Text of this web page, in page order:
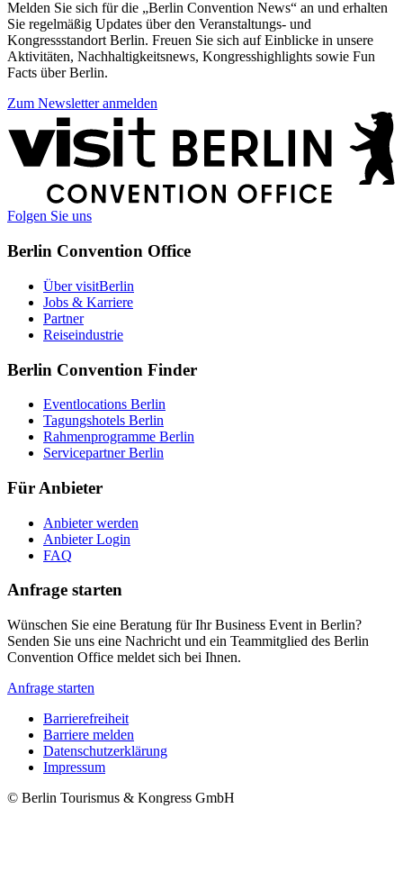
Melden Sie sich für die „Berlin Convention News“ an und erhalten
Sie regelmäßig Updates über den Veranstaltungs- und
Kongressstandort Berlin. Freuen Sie sich auf Einblicke in unsere
Aktivitäten, Nachhaltigkeitsnews, Kongresshighlights sowie Fun
Facts über Berlin.
Zum Newsletter anmelden
Weitere
Informationen
Folgen Sie uns
Berlin Convention Office
Über visitBerlin
Jobs & Karriere
Partner
Reiseindustrie
Berlin Convention Finder
Eventlocations Berlin
Tagungshotels Berlin
Rahmenprogramme Berlin
Servicepartner Berlin
Für Anbieter
Anbieter werden
Anbieter Login
FAQ
Anfrage starten
Wünschen Sie eine Beratung für Ihr Business Event in Berlin?
Senden Sie uns eine Nachricht und ein Teammitglied des Berlin
Convention Office meldet sich bei Ihnen.
Anfrage starten
Metanavigation
Barrierefreiheit
Barriere melden
Datenschutzerklärung
Impressum
© Berlin Tourismus & Kongress GmbH